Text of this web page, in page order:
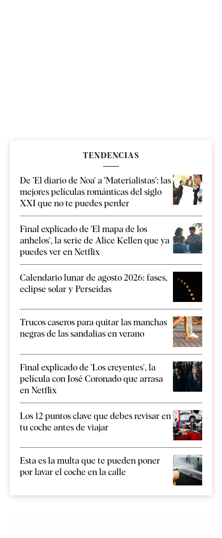
TENDENCIAS
De 'El diario de Noa' a 'Materialistas': las
mejores películas románticas del siglo
XXI que no te puedes perder
Final explicado de 'El mapa de los
anhelos', la serie de Alice Kellen que ya
puedes ver en Netflix
Calendario lunar de agosto 2026: fases,
eclipse solar y Perseidas
Trucos caseros para quitar las manchas
negras de las sandalias en verano
Final explicado de 'Los creyentes', la
película con José Coronado que arrasa
en Netflix
Los 12 puntos clave que debes revisar en
tu coche antes de viajar
Esta es la multa que te pueden poner
por lavar el coche en la calle